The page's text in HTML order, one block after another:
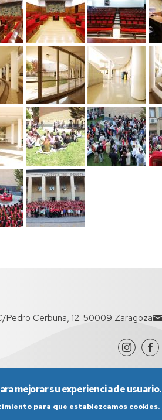
Pedro Cerbuna, 12. 50009 Zaragoza
mejorar su experiencia de usuario.
para que establezcamos cookies.